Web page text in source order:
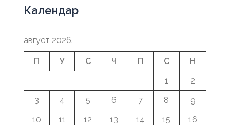
Календар
август 2026.
П У С Ч П С
Н
1
2
3
4 5 6 7 8
9
10
11 12 13 14 15
16